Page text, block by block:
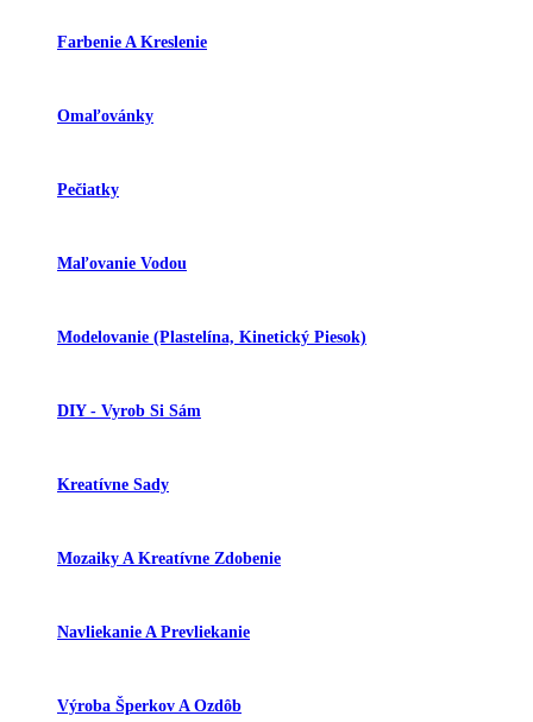
Farbenie A Kreslenie
Omaľovánky
Pečiatky
Maľovanie Vodou
Modelovanie (plastelína, Kinetický Piesok)
DIY - Vyrob Si Sám
Kreatívne Sady
Mozaiky A Kreatívne Zdobenie
Navliekanie A Prevliekanie
Výroba Šperkov A Ozdôb